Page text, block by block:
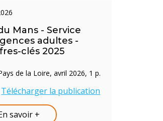
Mans - Service
adultes -
clés 2025
de la Loire, avril 2026, 1 p.
Télécharger la publication
savoir +